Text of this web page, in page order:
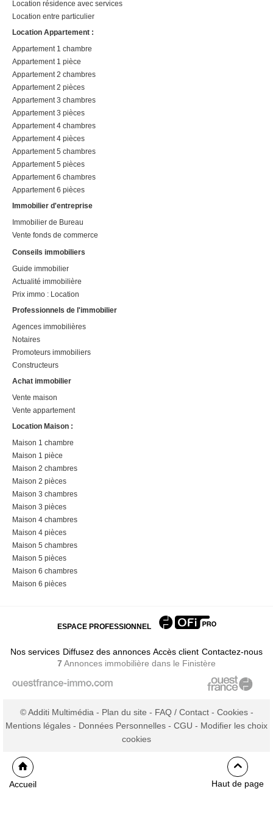
Location résidence avec services
Location entre particulier
Location Appartement :
Appartement 1 chambre
Appartement 1 pièce
Appartement 2 chambres
Appartement 2 pièces
Appartement 3 chambres
Appartement 3 pièces
Appartement 4 chambres
Appartement 4 pièces
Appartement 5 chambres
Appartement 5 pièces
Appartement 6 chambres
Appartement 6 pièces
Immobilier d'entreprise
Immobilier de Bureau
Vente fonds de commerce
Conseils immobiliers
Guide immobilier
Actualité immobilière
Prix immo : Location
Professionnels de l'immobilier
Agences immobilières
Notaires
Promoteurs immobiliers
Constructeurs
Achat immobilier
Vente maison
Vente appartement
Location Maison :
Maison 1 chambre
Maison 1 pièce
Maison 2 chambres
Maison 2 pièces
Maison 3 chambres
Maison 3 pièces
Maison 4 chambres
Maison 4 pièces
Maison 5 chambres
Maison 5 pièces
Maison 6 chambres
Maison 6 pièces
ESPACE PROFESSIONNEL
Nos services Diffusez des annonces Accès client Contactez-nous
7 Annonces immobilière dans le Finistère
© Additi Multimédia - Plan du site - FAQ / Contact- Cookies-
Mentions légales - Données Personnelles - CGU - Modifier les choix
cookies
Accueil Haut de page